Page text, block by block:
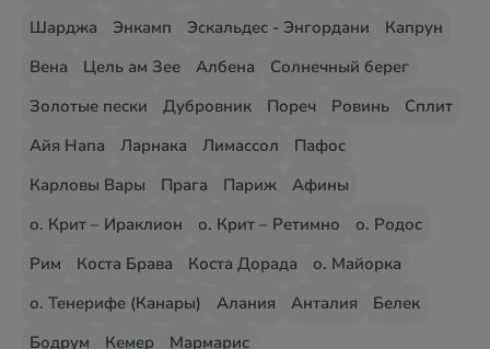
Шарджа
Энкамп Эскальдес - Энгордани
Капрун
Вена
Цель ам Зее Албена
Солнечный берег
Золотые пески
Дубровник Пореч Ровинь
Сплит
Айя Напа
Ларнака Лимассол
Пафос
Карловы Вары
Прага Париж
Афины
о. Крит – Ираклион
о. Крит – Ретимно
о. Родос
Рим
Коста Брава Коста Дорада
о. Майорка
о. Тенерифе (Канары)
Алания Анталия
Белек
Бодрум
Кемер Мармарис